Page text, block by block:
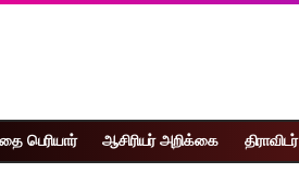
பெரியார் ஆசிரியர் அறிக்கை